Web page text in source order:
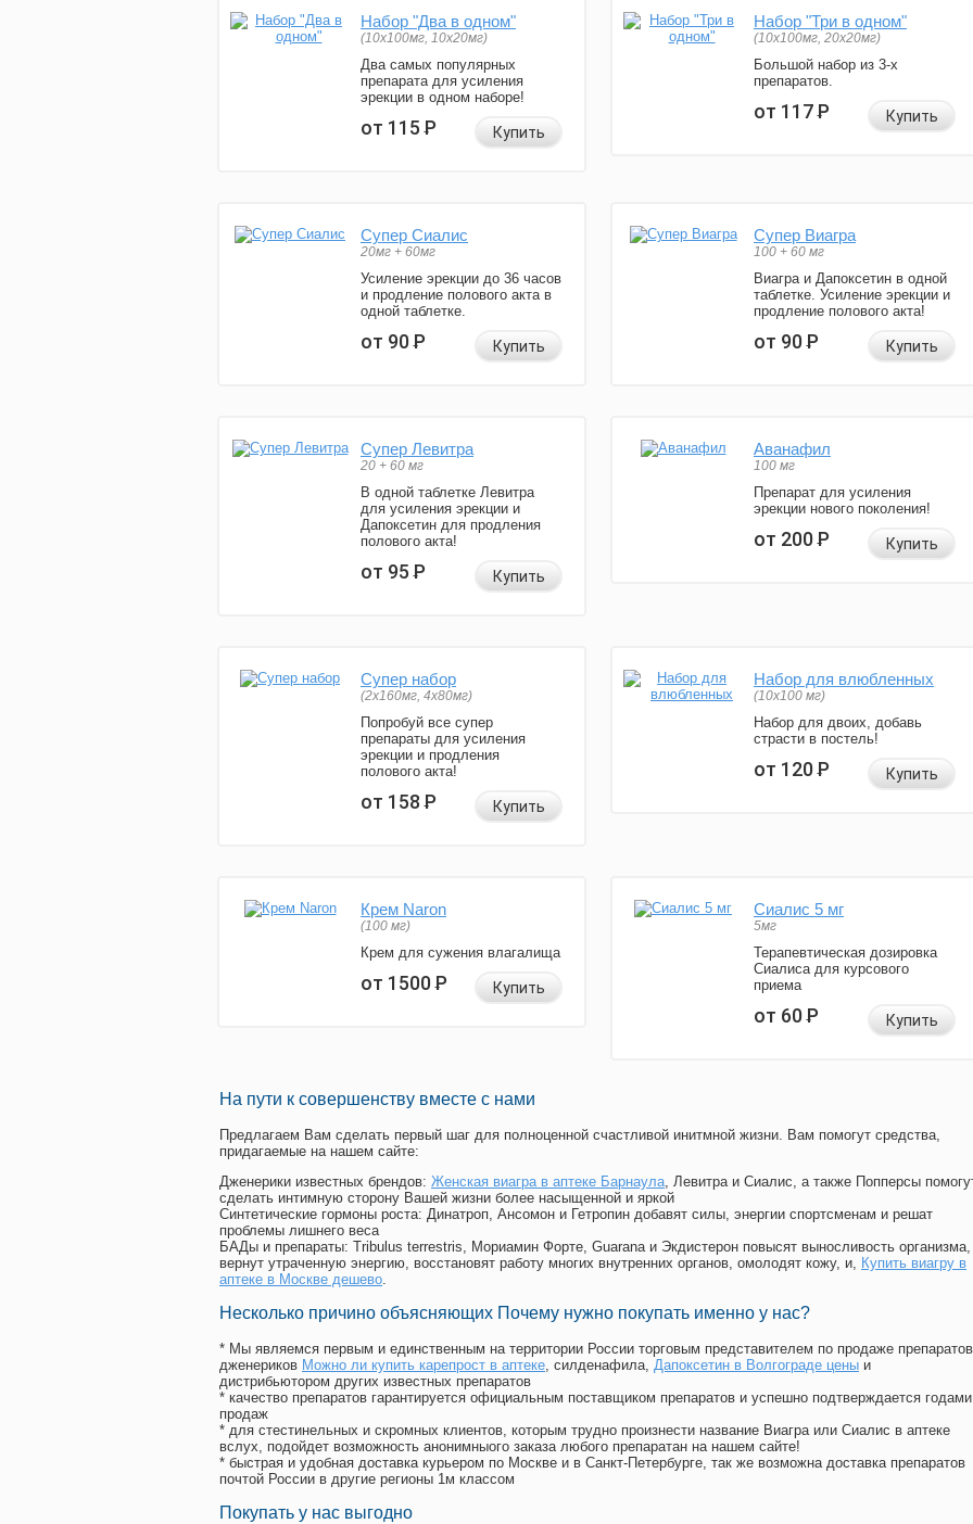
Набор "Два в одном"
(10x100мг, 10x20мг)
Два самых популярных
препарата для усиления
эрекции в одном наборе!
от 115Р Купить
Набор "Три в одном"
(10x100мг, 20x20мг)
Большой набор из 3-х
препаратов.
от 117Р Купить
Супер Сиалис
20мг + 60мг
Усиление эрекции до 36 часов
и продление полового акта в
одной таблетке.
от 90Р Купить
Супер Виагра
100 + 60 мг
Виагра и Дапоксетин в одной
таблетке. Усиление эрекции и
продление полового акта!
от 90Р Купить
Супер Левитра
20 + 60 мг
В одной таблетке Левитра
для усиления эрекции и
Дапоксетин для продления
полового акта!
от 95Р Купить
Аванафил
100 мг
Препарат для усиления
эрекции нового поколения!
от 200Р Купить
Супер набор
(2х160мг, 4х80мг)
Попробуй все супер
препараты для усиления
эрекции и продления
полового акта!
от 158Р Купить
Набор для влюбленных
(10х100 мг)
Набор для двоих, добавь
страсти в постель!
от 120Р Купить
Крем Naron
(100 мг)
Крем для сужения влагалища
от 1500Р Купить
Сиалис 5 мг
5мг
Терапевтическая дозировка
Сиалиса для курсового
приема
от 60Р Купить
На пути к совершенству вместе с нами
Предлагаем Вам сделать первый шаг для полноценной счастливой инитмной жизни. Вам помогут средства,
придагаемые на нашем сайте:
Дженерики известных брендов: Женская виагра в аптеке Барнаула, Левитра и Сиалис, а также Попперсы
сделать интимную сторону Вашей жизни более насыщенной и яркой
Синтетические гормоны роста: Динатроп, Ансомон и Гетропин добавят силы, энергии спортсменам и решат
проблемы лишнего веса
БАДы и препараты: Tribulus terrestris, Мориамин Форте, Guarana и Экдистерон повысят выносливость организма,
вернут утраченную энергию, восстановят работу многих внутренних органов, омолодят кожу, и, Купить виагру в
аптеке в Москве дешево.
Несколько причино объясняющих Почему нужно покупать именно у нас?
* Мы являемся первым и единственным на территории России торговым представителем по продаже препаратов
дженериков Можно ли купить карепрост в аптеке, силденафила, Дапоксетин в Волгограде цены и
дистрибьютором других известных препаратов
* качество препаратов гарантируется официальным поставщиком препаратов и успешно подтверждается годами
продаж
* для стестинельных и скромных клиентов, которым трудно произнести название Виагра или Сиалис в аптеке
вслух, подойдет возможность анонимныого заказа любого препаратан на нашем сайте!
* быстрая и удобная доставка курьером по Москве и в Санкт-Петербурге, так же возможна доставка препаратов
почтой России в другие регионы 1м классом
Покупать у нас выгодно